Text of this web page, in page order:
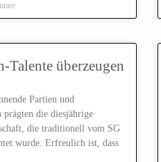
Talente überzeugen
Partien und
prägten die diesjährige
die traditionell vom SG
wurde. Erfreulich ist, dass